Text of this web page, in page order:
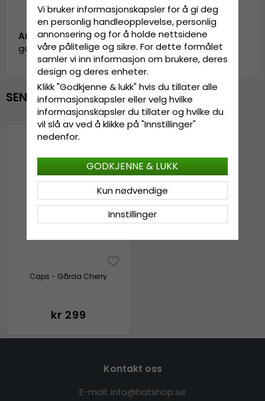
Artikkel-ID:
garda.cap.grey.cherry
SENEST VISTE
Caps - Gårda Cherry
kr 299
Kontakt oss
E-mail: info@hatshop.se
Vi bruker informasjonskapsler for å gi deg
en personlig handleopplevelse, personlig
annonsering og for å holde nettsidene
våre pålitelige og sikre. For dette formålet
samler vi inn informasjon om brukere, deres
design og deres enheter.
Klikk "Godkjenne & lukk" hvis du tillater alle
informasjonskapsler eller velg hvilke
informasjonskapsler du tillater og hvilke du
vil slå av ved å klikke på "Innstillinger"
nedenfor.
Innstillinger
Kun nødvendige
GODKJENNE & LUKK